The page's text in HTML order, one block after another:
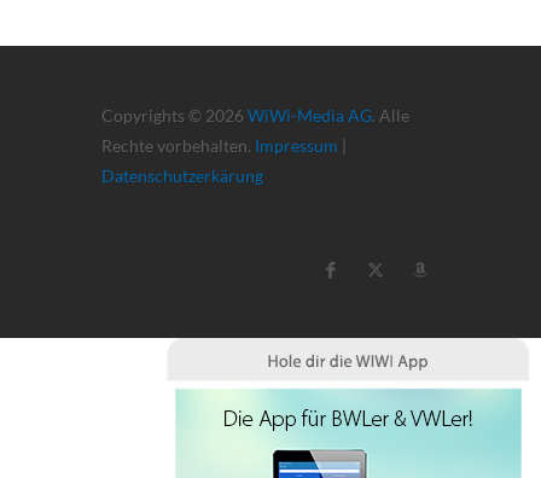
Copyrights © 2026 WiWi-Media AG. Alle
Rechte vorbehalten. Impressum |
Datenschutzerkärung